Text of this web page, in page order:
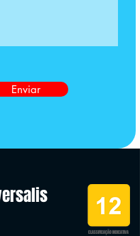
Enviar
CLASSIFICAÇÃO INDICATIVA